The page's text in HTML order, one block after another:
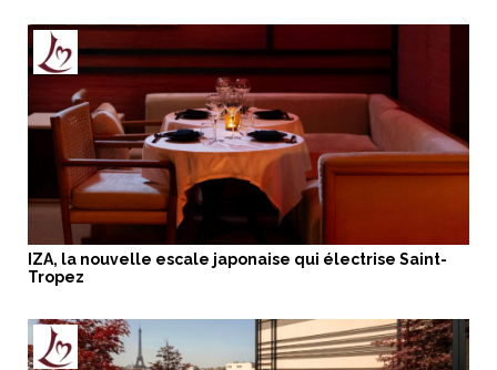
IZA, la nouvelle escale japonaise qui électrise Saint-
Tropez